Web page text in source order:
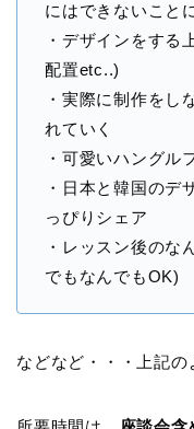
にはできないこと
・デザインをする
配置etc..)
・実際に制作をし
れていく
・可愛いハングル
・日本と韓国のデ
っぴりシェア
・レッスン後のな
でもなんでもOK)
などなど・・・上記の